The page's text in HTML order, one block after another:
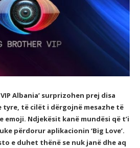
Albania’ surprizohen prej disa
tyre, të cilët i dërgojnë mesazhe të
emoji. Ndjekësit kanë mundësi që t’i
përdorur aplikacionin ‘Big Love’.
e duhet thënë se nuk janë dhe aq